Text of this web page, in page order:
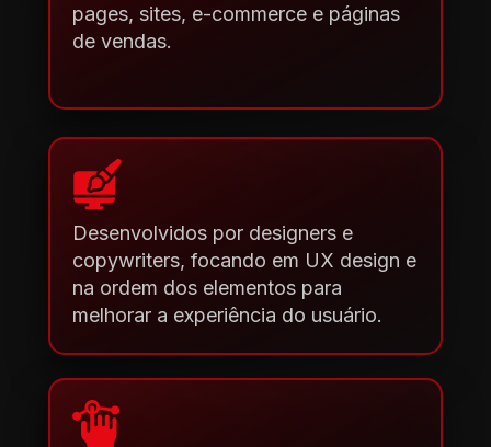
pages, sites, e-commerce e páginas
de vendas.
Desenvolvidos por designers e
copywriters, focando em UX design e
na ordem dos elementos para
melhorar a experiência do usuário.